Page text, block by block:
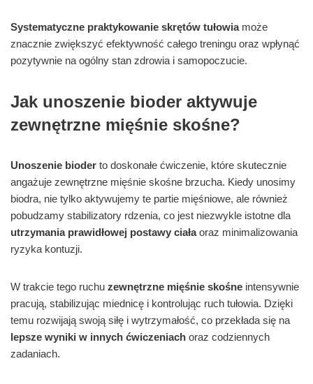
Systematyczne praktykowanie skrętów tułowiamoże
znacznie zwiększyć efektywność całego treningu oraz wpłynąć
pozytywnie na ogólny stan zdrowia i samopoczucie.
Jak unoszenie bioder aktywuje
zewnętrzne mięśnie skośne?
Unoszenie bioder to doskonałe ćwiczenie, które skutecznie
angażuje zewnętrzne mięśnie skośne brzucha. Kiedy unosimy
biodra, nie tylko aktywujemy te partie mięśniowe, ale również
pobudzamy stabilizatory rdzenia, co jest niezwykle istotne dla
utrzymania prawidłowej postawy ciałaoraz minimalizowania
ryzyka kontuzji.
W trakcie tego ruchu zewnętrzne mięśnie skośne intensywnie
pracują, stabilizując miednicę i kontrolując ruch tułowia. Dzięki
temu rozwijają swoją siłę i wytrzymałość, co przekłada się na
lepsze wyniki w innych ćwiczeniach oraz codziennych
zadaniach.